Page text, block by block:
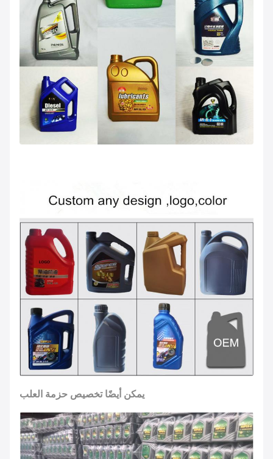
يمكن أيضًا تخصيص حزمة العلب